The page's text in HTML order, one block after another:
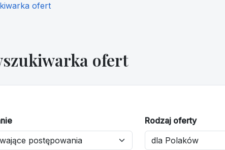
ofert
ofert
Rodzaj oferty